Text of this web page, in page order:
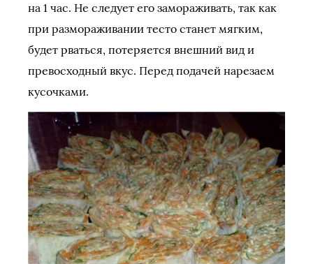
на 1 час. Не следует его замораживать, так как
при размораживании тесто станет мягким,
будет рваться, потеряется внешний вид и
превосходный вкус. Перед подачей нарезаем
кусочками.